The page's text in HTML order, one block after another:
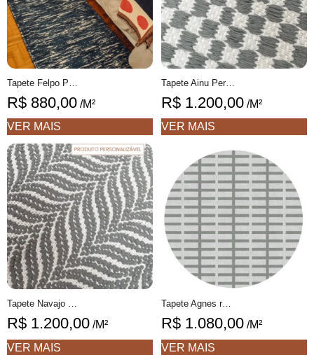
R$ 880,00 /M²
VER MAIS
Tapete Ainu Personalizável xadrez feito à mão, 100% algodão reciclado
R$ 1.200,00 /M²
VER MAIS
Tapete Navajo Personalizável geométrico feito à mão, 100% algodão reciclado
R$ 1.200,00 /M²
VER MAIS
Tapete Agnes redondo 1 geométrico feito à mão, 100% algodão reciclado
R$ 1.080,00 /M²
VER MAIS